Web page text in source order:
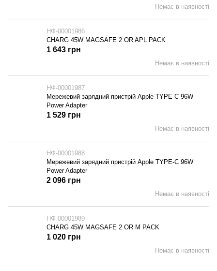
Немає в наявності
НФ-00001986
CHARG 45W MAGSAFE 2 OR APL PACK
Немає в наявності
1 643 грн
НФ-00001987
Мережевий зарядний пристрій Apple TYPE-C 96W
Power Adapter
Немає в наявності
1 529 грн
НФ-00001988
Мережевий зарядний пристрій Apple TYPE-C 96W
Power Adapter
Немає в наявності
2 096 грн
НФ-00001989
CHARG 45W MAGSAFE 2 OR M PACK
Немає в наявності
1 020 грн